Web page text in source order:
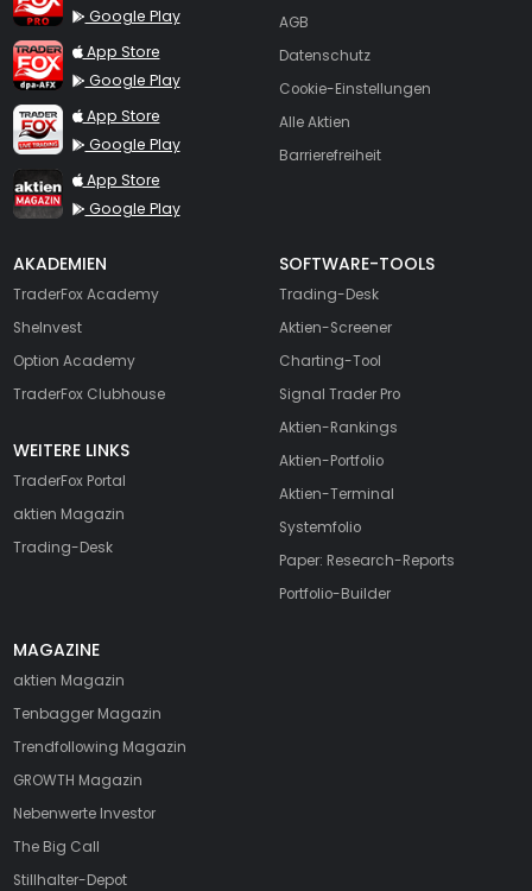
Google Play
TraderFox dpa-AFX ProFeed
App Store
Google Play
TraderFox Live Trading
App Store
Google Play
TraderFox aktien Magazin
App Store
Google Play
AGB
Datenschutz
Cookie-Einstellungen
Alle Aktien
Barrierefreiheit
AKADEMIEN
TraderFox Academy
SheInvest
Option Academy
TraderFox Clubhouse
WEITERE LINKS
TraderFox Portal
aktien Magazin
Trading-Desk
SOFTWARE-TOOLS
Trading-Desk
Aktien-Screener
Charting-Tool
Signal Trader Pro
Aktien-Rankings
Aktien-Portfolio
Aktien-Terminal
Systemfolio
Paper: Research-Reports
Portfolio-Builder
MAGAZINE
aktien Magazin
Tenbagger Magazin
Trendfollowing Magazin
GROWTH Magazin
Nebenwerte Investor
The Big Call
Stillhalter-Depot